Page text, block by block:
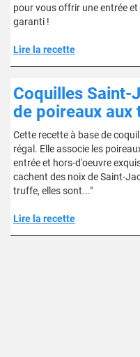
pour vous offrir une entrée
garanti !
Lire la recette
Coquilles Saint-
de poireaux aux
Cette recette à base de
régal. Elle associe les
entrée et hors-d'oeuvre
cachent des noix de Saint-
truffe, elles sont..."
Lire la recette